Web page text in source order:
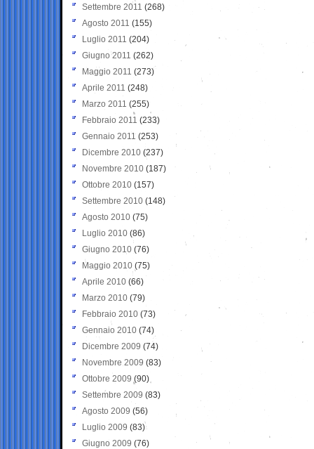
Settembre 2011 (268)
Agosto 2011 (155)
Luglio 2011 (204)
Giugno 2011 (262)
Maggio 2011 (273)
Aprile 2011 (248)
Marzo 2011 (255)
Febbraio 2011 (233)
Gennaio 2011 (253)
Dicembre 2010 (237)
Novembre 2010 (187)
Ottobre 2010 (157)
Settembre 2010 (148)
Agosto 2010 (75)
Luglio 2010 (86)
Giugno 2010 (76)
Maggio 2010 (75)
Aprile 2010 (66)
Marzo 2010 (79)
Febbraio 2010 (73)
Gennaio 2010 (74)
Dicembre 2009 (74)
Novembre 2009 (83)
Ottobre 2009 (90)
Settembre 2009 (83)
Agosto 2009 (56)
Luglio 2009 (83)
Giugno 2009 (76)